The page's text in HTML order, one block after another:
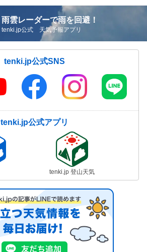
雨雲レーダーで雨を回避！
tenki.jp公式 天気予報アプリ
tenki.jp公式SNS
tenki.jp公式アプリ
tenki.jp 登山天気